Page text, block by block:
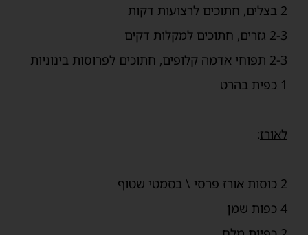
2 בצלים, חתוכים לרצועות דקות
2-3 גזרים, חתוכים למקלות דקים
2-3 תפוחי אדמה קלופים, חתוכים לפרוסות בינוניות
1 כפית בהרט
לאורז:
2 כוסות אורז פרסי \ בסמטי שטוף
4 כפות שמן